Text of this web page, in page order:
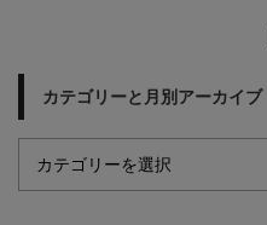
カテゴリーと月別アーカイブ